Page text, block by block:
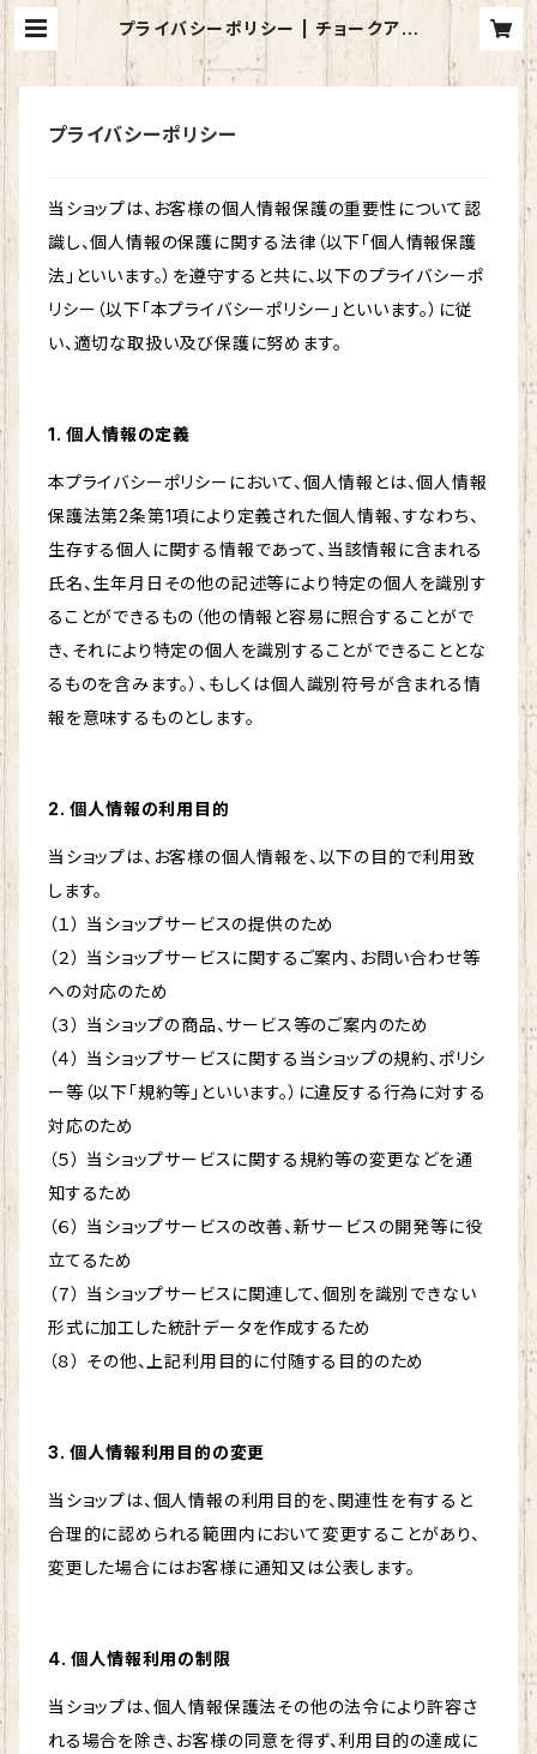
プライバシーポリシー | チョークアー
トの花々堂
プライバシーポリシー
当ショップは、お客様の個人情報保護の重要性について認
識し、個人情報の保護に関する法律（以下「個人情報保護
法」といいます。）を遵守すると共に、以下のプライバシーポ
リシー（以下「本プライバシーポリシー」といいます。）に従
い、適切な取扱い及び保護に努めます。
1. 個人情報の定義
本プライバシーポリシーにおいて、個人情報とは、個人情報
保護法第2条第1項により定義された個人情報、すなわち、
生存する個人に関する情報であって、当該情報に含まれる
氏名、生年月日その他の記述等により特定の個人を識別す
ることができるもの（他の情報と容易に照合することがで
き、それにより特定の個人を識別することができることとな
るものを含みます。）、もしくは個人識別符号が含まれる情
報を意味するものとします。
2. 個人情報の利用目的
当ショップは、お客様の個人情報を、以下の目的で利用致
します。
（１） 当ショップサービスの提供のため
（２） 当ショップサービスに関するご案内、お問い合わせ等
への対応のため
（３） 当ショップの商品、サービス等のご案内のため
（４） 当ショップサービスに関する当ショップの規約、ポリシ
ー等（以下「規約等」といいます。）に違反する行為に対する
対応のため
（５） 当ショップサービスに関する規約等の変更などを通
知するため
（６） 当ショップサービスの改善、新サービスの開発等に役
立てるため
（７） 当ショップサービスに関連して、個別を識別できない
形式に加工した統計データを作成するため
（８） その他、上記利用目的に付随する目的のため
3. 個人情報利用目的の変更
当ショップは、個人情報の利用目的を、関連性を有すると
合理的に認められる範囲内において変更することがあり、
変更した場合にはお客様に通知又は公表します。
4. 個人情報利用の制限
当ショップは、個人情報保護法その他の法令により許容さ
れる場合を除き、お客様の同意を得ず、利用目的の達成に